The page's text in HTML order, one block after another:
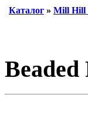
Каталог » Mill